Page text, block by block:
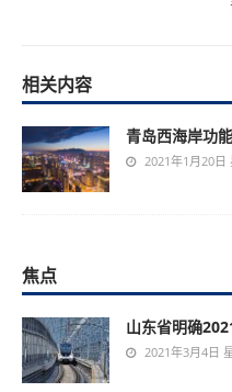
相关内容
青岛西海岸功
2021年1月20日
焦点
山东省明确
2021年3月4日